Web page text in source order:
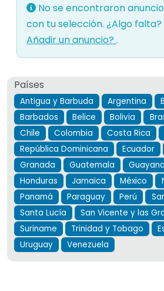
No se encontraron
con tu selección. ¿Algo falta?
Añadir un anuncio? .
Países
Antigua y Barbuda Argentina
Barbados
Belice Bolivia
Chile
Colombia Costa Rica
República Dominicana
Ecuador
Granada
Guatemala Guayana
Honduras
Jamaica México
Panamá
Paraguay Perú
Santa Lucía
San Vicente y las
Suriname
Trinidad y Tobago
Uruguay
Venezuela